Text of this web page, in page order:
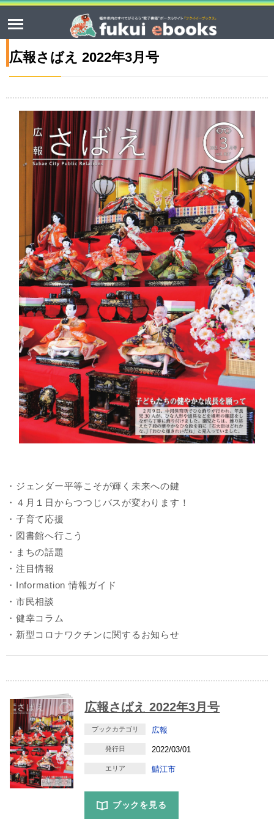
広報さばえ 2022年3月号
・ジェンダー平等こそが輝く未来への鍵
・４月１日からつつじバスが変わります！
・子育て応援
・図書館へ行こう
・まちの話題
・注目情報
・Information 情報ガイド
・市民相談
・健幸コラム
・新型コロナワクチンに関するお知らせ
広報さばえ 2022年3月号
ブックカテゴリ 広報
発行日 2022/03/01
エリア 鯖江市
ブックを見る